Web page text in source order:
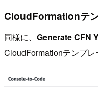
CloudFormationテ
同様に、 Generate CFN
CloudFormationテンプレ